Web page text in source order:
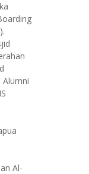
Alumni
Al-